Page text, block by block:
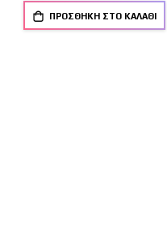
ΠΡΟΣΘΉΚΗ ΣΤΟ ΚΑΛΆΘΙ